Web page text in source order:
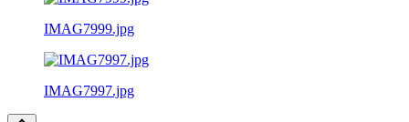
IMAG7999.jpg
IMAG7997.jpg